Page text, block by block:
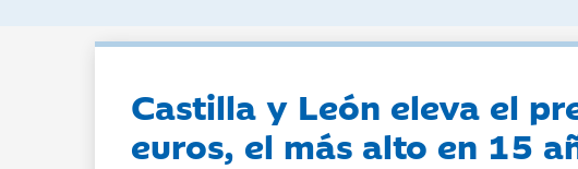
Castilla y León eleva el
euros, el más alto en 15